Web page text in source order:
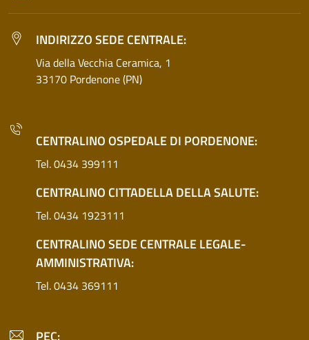
INDIRIZZO SEDE CENTRALE:
Via della Vecchia Ceramica, 1
33170 Pordenone (PN)
CENTRALINO OSPEDALE DI PORDENONE:
Tel. 0434 399111
CENTRALINO CITTADELLA DELLA SALUTE:
Tel. 0434 1923111
CENTRALINO SEDE CENTRALE LEGALE-
AMMINISTRATIVA:
Tel. 0434 369111
PEC: